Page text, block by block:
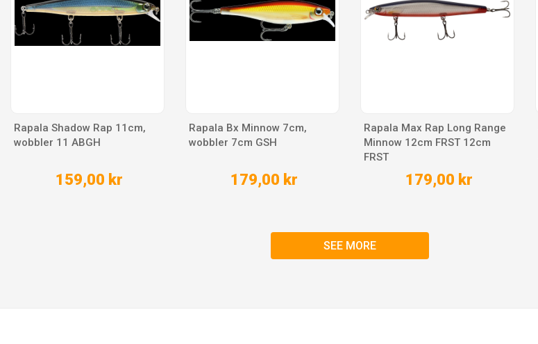
Rapala Shadow Rap 11cm,
wobbler 11 ABGH
159,00 kr
Rapala Bx Minnow 7cm,
wobbler 7cm GSH
179,00 kr
Rapala Max Rap Long Range
Minnow 12cm FRST 12cm
FRST
179,00 kr
SEE MORE